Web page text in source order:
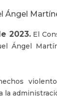
Ángel
2023.El
Ángel
la